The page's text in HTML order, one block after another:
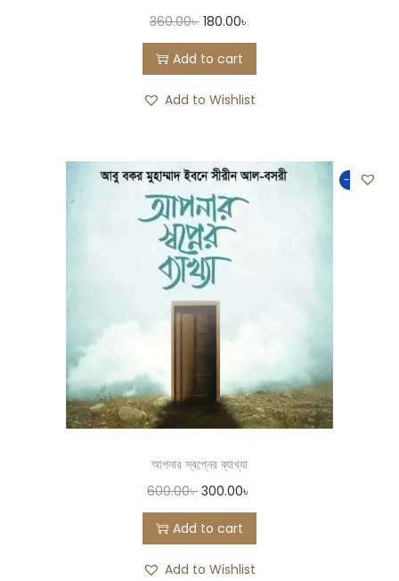
360.00৳ 180.00৳
Add to cart
Add to Wishlist
-50%
আপনার স্বপ্নের ব্যাখ্যা
600.00৳ 300.00৳
Add to cart
Add to Wishlist